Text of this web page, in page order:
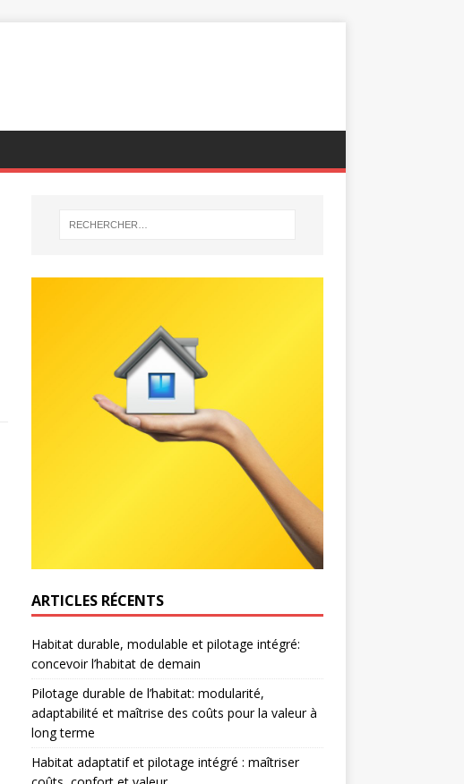
ARTICLES RÉCENTS
Habitat durable, modulable et pilotage intégré:
concevoir l’habitat de demain
Pilotage durable de l’habitat: modularité,
adaptabilité et maîtrise des coûts pour la valeur à
long terme
Habitat adaptatif et pilotage intégré : maîtriser